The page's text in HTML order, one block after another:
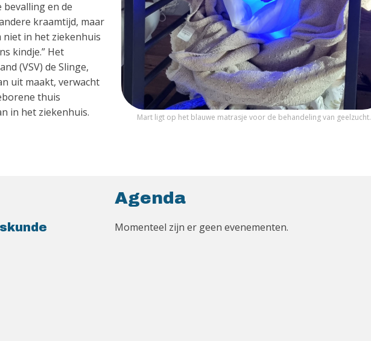
bevalling en de
kraamtijd, maar
niet in het ziekenhuis
kindje.” Het
(VSV) de Slinge,
uit maakt, verwacht
thuis
in het ziekenhuis.
Mart ligt op het blauwe matrasje voor de behandeling van geelzucht.
Agenda
Momenteel zijn er geen evenementen.